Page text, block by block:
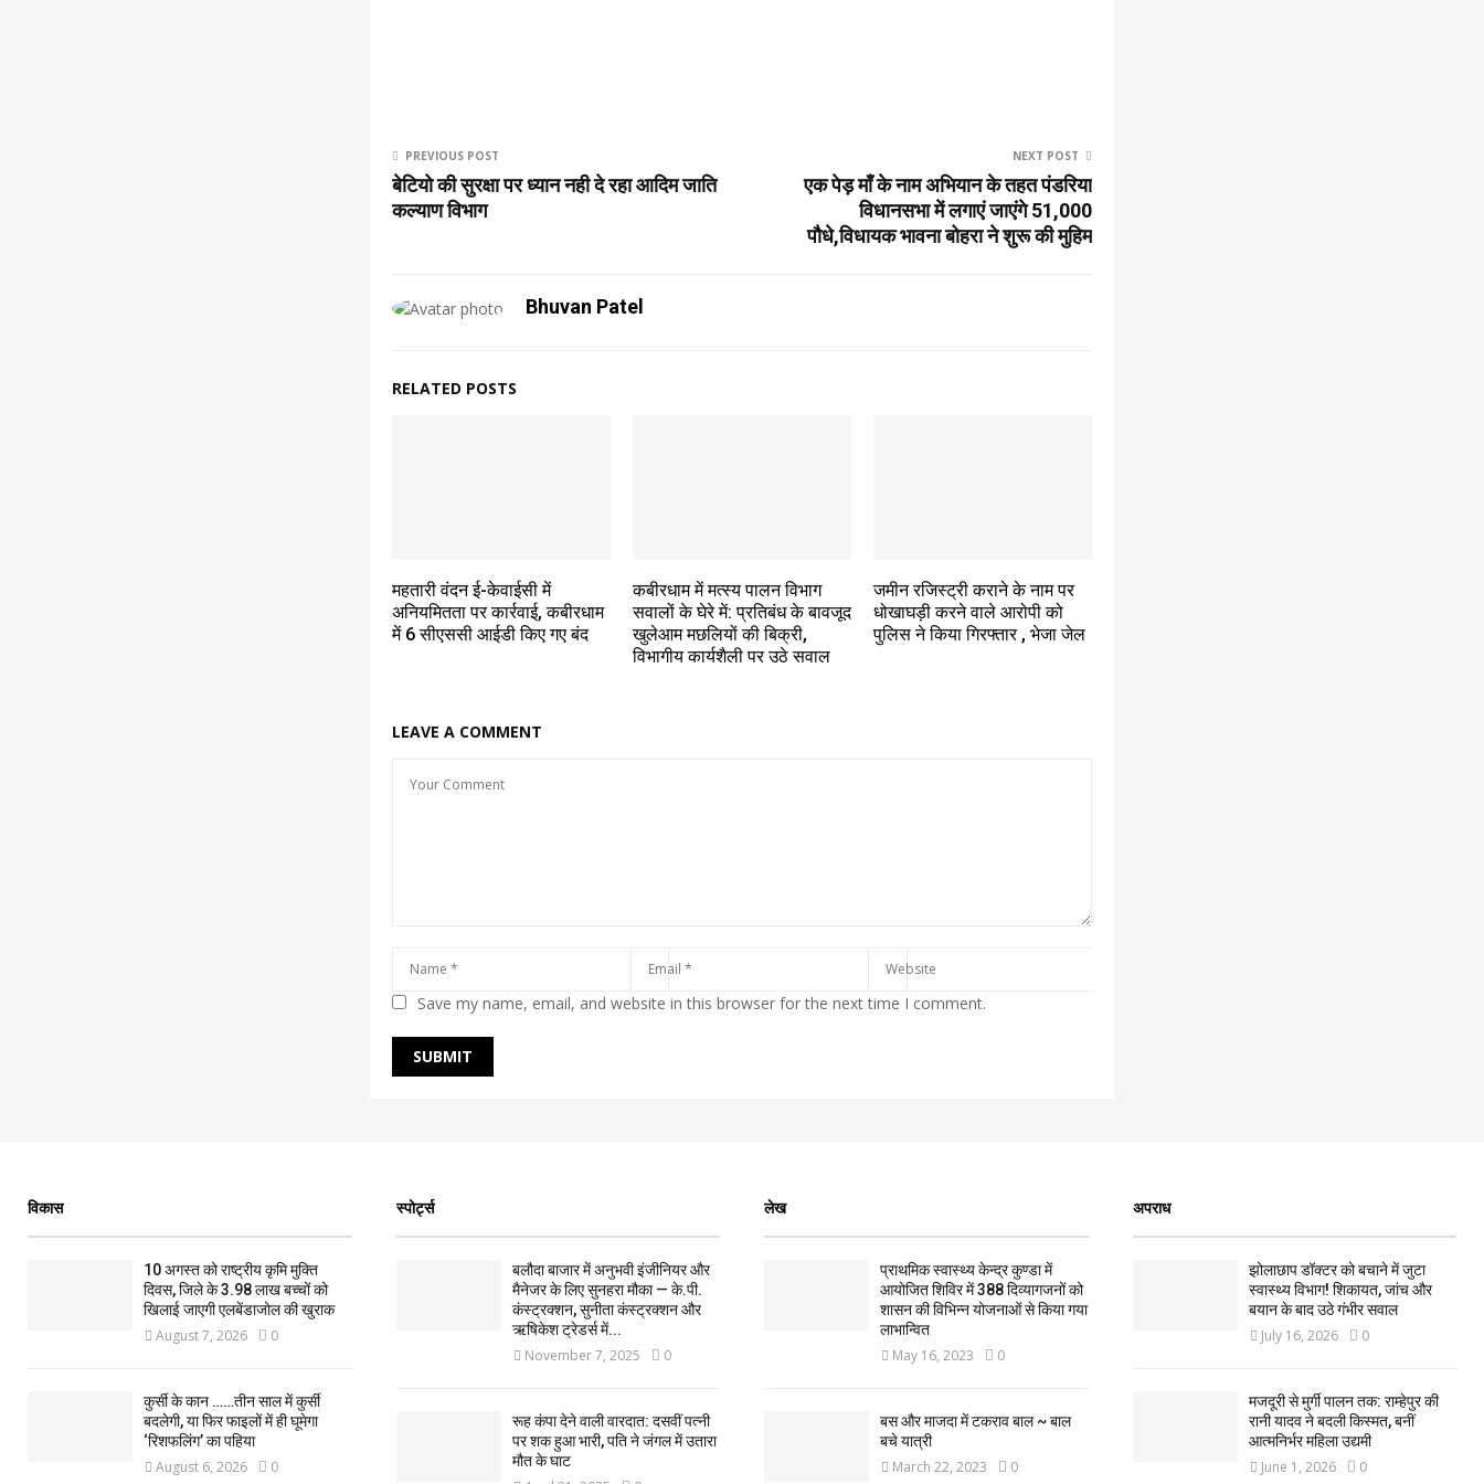
PREVIOUS POST
बेटियो की सुरक्षा पर ध्यान नही दे रहा आदिम जाति
कल्याण विभाग
NEXT POST
एक पेड़ माँ के नाम अभियान के तहत पंडरिया
विधानसभा में लगाएं जाएंगे 51,000
पौधे,विधायक भावना बोहरा ने शुरू की मुहिम
Bhuvan Patel
RELATED POSTS
महतारी वंदन ई-केवाईसी में
अनियमितता पर कार्रवाई, कबीरधाम
में 6 सीएससी आईडी किए गए बंद
कबीरधाम में मत्स्य पालन विभाग
सवालों के घेरे में: प्रतिबंध के बावजूद
खुलेआम मछलियों की बिक्री,
विभागीय कार्यशैली पर उठे सवाल
जमीन रजिस्ट्री कराने के नाम पर
धोखाघड़ी करने वाले आरोपी को
पुलिस ने किया गिरफ्तार , भेजा जेल
LEAVE A COMMENT
Save my name, email, and website in this browser for the next time I comment.
विकास
10 अगस्त को राष्ट्रीय कृमि मुक्ति
दिवस, जिले के 3.98 लाख बच्चों को
खिलाई जाएगी एलबेंडाजोल की खुराक
August 7, 2026 0
कुर्सी के कान ……तीन साल में कुर्सी
बदलेगी, या फिर फाइलों में ही घूमेगा
‘रिशफलिंग’ का पहिया
August 6, 2026 0
स्पोर्ट्स
बलौदा बाजार में अनुभवी इंजीनियर और
मैनेजर के लिए सुनहरा मौका — के.पी.
कंस्ट्रक्शन, सुनीता कंस्ट्रक्शन और
ऋषिकेश ट्रेडर्स में...
November 7, 2025 0
रूह कंपा देने वाली वारदात: दसवीं पत्नी
पर शक हुआ भारी, पति ने जंगल में उतारा
मौत के घाट
लेख
प्राथमिक स्वास्थ्य केन्द्र कुण्डा में
आयोजित शिविर में 388 दिव्यागजनों को
शासन की विभिन्न योजनाओं से किया गया
लाभान्वित
May 16, 2023 0
बस और माजदा में टकराव बाल ~ बाल
बचे यात्री
March 22, 2023 0
अपराध
झोलाछाप डॉक्टर को बचाने में जुटा
स्वास्थ्य विभाग! शिकायत, जांच और
बयान के बाद उठे गंभीर सवाल
July 16, 2026 0
मजदूरी से मुर्गी पालन तक: राम्हेपुर की
रानी यादव ने बदली किस्मत, बनीं
आत्मनिर्भर महिला उद्यमी
June 1, 2026 0